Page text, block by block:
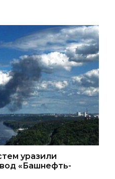
уразили
«Башнефть-